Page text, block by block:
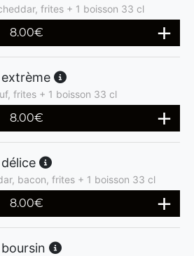
frites + 1 boisson 33 cl
8.00€
frites + 1 boisson 33 cl
8.00€
bacon, frites + 1 boisson 33 cl
8.00€